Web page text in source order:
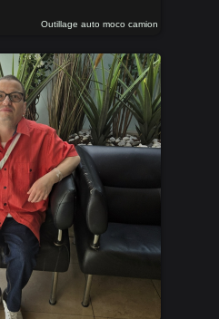
Outillage auto moco camion